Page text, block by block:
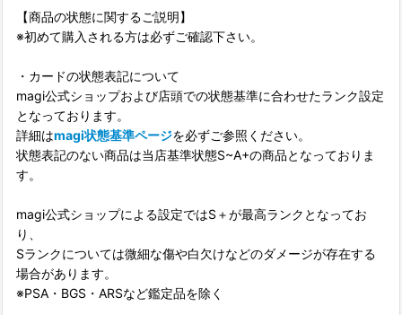
【商品の状態に関するご説明】
※初めて購入される方は必ずご確認下さい。
・カードの状態表記について
magi公式ショップおよび店頭での状態基準に合わせたランク設定
となっております。
詳細はmagi状態基準ページを必ずご参照ください。
状態表記のない商品は当店基準状態S~A+の商品となっておりま
す。
magi公式ショップによる設定ではS＋が最高ランクとなってお
り、
Sランクについては微細な傷や白欠けなどのダメージが存在する
場合があります。
※PSA・BGS・ARSなど鑑定品を除く